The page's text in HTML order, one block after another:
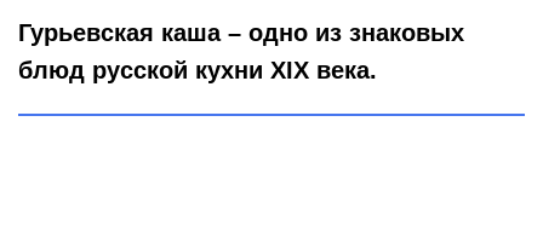
Гурьевская каша – одно из знаковых
блюд русской кухни XIX века.